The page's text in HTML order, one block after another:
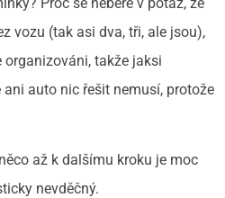
vozu (tak asi dva, tři, ale jsou),
takže jaksi
auto nic řešit nemusí, protože
až k dalšímu kroku je moc
nevděčný.